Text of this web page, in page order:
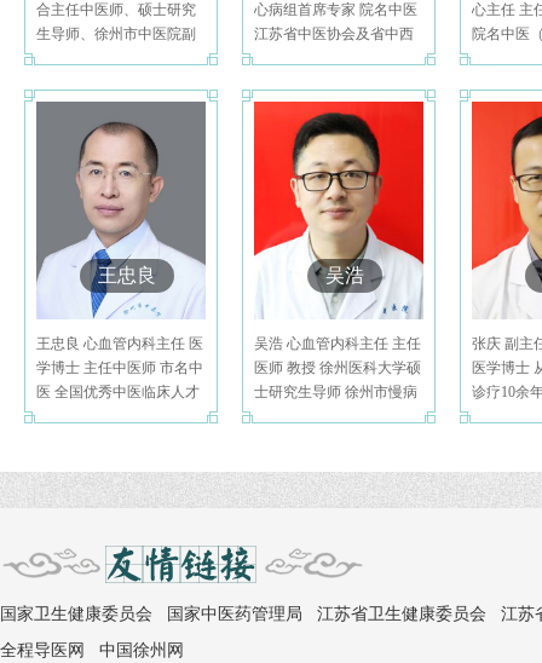
合主任中医师、硕士研究
生导师、徐州市中医院副
心病组首席专家 院名中医
江苏省中医协会及省中西
心主任 主
院名中医
王忠良
王忠良 心血管内科主任 医
学博士 主任中医师 市名中
医 全国优秀中医临床人才
吴浩
吴浩 心血管内科主任 主任
医师 教授 徐州医科大学硕
士研究生导师 徐州市慢病
张庆 副主
医学博士
诊疗10余
国家卫生健康委员会 国家中医药管理局 江苏省卫生健康委员会
江苏
全程导医网
中国徐州网